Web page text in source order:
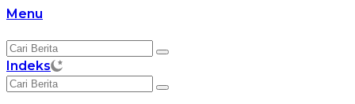
Langsung
konten
Menu
Indeks